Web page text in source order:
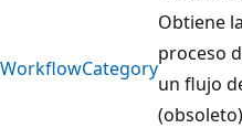
WorkflowCategory
Obtiene
proceso
un flujo